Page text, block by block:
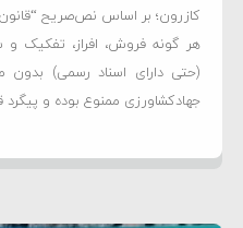
کازرون؛ بر اساس نص‌صریح “قانون
هر گونه فروش، افراز، تفکیک
(حتی دارای اسناد رسمی)
جهادکشاورزی ممنوع بوده و